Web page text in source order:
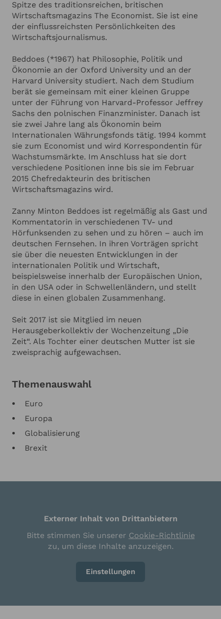
Spitze des traditionsreichen, britischen
Wirtschaftsmagazins The Economist. Sie ist eine
der einflussreichsten Persönlichkeiten des
Wirtschaftsjournalismus.
Beddoes (*1967) hat Philosophie, Politik und
Ökonomie an der Oxford University und an der
Harvard University studiert. Nach dem Studium
berät sie gemeinsam mit einer kleinen Gruppe
unter der Führung von Harvard-Professor Jeffrey
Sachs den polnischen Finanzminister. Danach ist
sie zwei Jahre lang als Ökonomin beim
Internationalen Währungsfonds tätig. 1994 kommt
sie zum Economist und wird Korrespondentin für
Wachstumsmärkte. Im Anschluss hat sie dort
verschiedene Positionen inne bis sie im Februar
2015 Chefredakteurin des britischen
Wirtschaftsmagazins wird.
Zanny Minton Beddoes ist regelmäßig als Gast und
Kommentatorin in verschiedenen TV- und
Hörfunksenden zu sehen und zu hören – auch im
deutschen Fernsehen. In ihren Vorträgen spricht
sie über die neuesten Entwicklungen in der
internationalen Politik und Wirtschaft,
beispielsweise innerhalb der Europäischen Union,
in den USA oder in Schwellenländern, und stellt
diese in einen globalen Zusammenhang.
Seit 2017 ist sie Mitglied im neuen
Herausgeberkollektiv der Wochenzeitung „Die
Zeit“. Als Tochter einer deutschen Mutter ist sie
zweisprachig aufgewachsen.
Themenauswahl
Euro
Europa
Globalisierung
Brexit
Externer Inhalt von Drittanbietern
Bitte stimmen Sie unserer Cookie-Richtlinie
zu, um diese Inhalte anzuzeigen.
Einstellungen
ANGABEN ZU IHRER VERANSTALTUNG Hinzufügen
Ich habe die Datenschutzerklärung zur Kenntnis genommen.
Ich stimme zu, dass meine Angaben zur Kontaktaufnahme
Ich möchte in regelmässigen Abständen mit dem LSB
Newsletter über Neuigkeiten informiert werden (Das
Newsletter-Abonnement kann jederzeit beendet werden).
Mehr dazu finden Sie in unserer
Abbrechen
Anfrage absenden